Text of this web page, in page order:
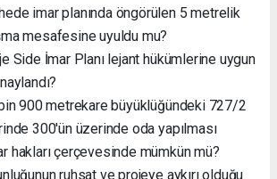
imar planında öngörülen 5 metrelik
mesafesine uyuldu mu?
Side İmar Planı lejant hükümlerine uygun
900 metrekare büyüklüğündeki 727/2
300'ün üzerinde oda yapılması
hakları çerçevesinde mümkün mü?
ruhsat ve projeye aykırı olduğu